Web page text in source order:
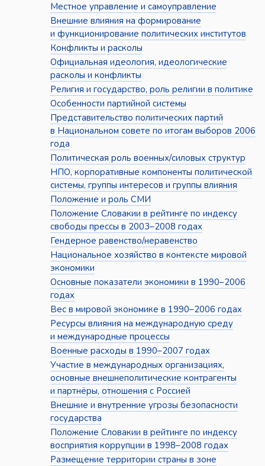
Местное управление и самоуправление
Внешние влияния на формирование
и функционирование политических институтов
Конфликты и расколы
Официальная идеология, идеологические
расколы и конфликты
Религия и государство, роль религии в политике
Особенности партийной системы
Представительство политических партий
в Национальном совете по итогам выборов 2006
года
Политическая роль военных/силовых структур
НПО, корпоративные компоненты политической
системы, группы интересов и группы влияния
Положение и роль СМИ
Положение Словакии в рейтинге по индексу
свободы прессы в 2003–2008 годах
Гендерное равенство/неравенство
Национальное хозяйство в контексте мировой
экономики
Основные показатели экономики в 1990–2006
годах
Вес в мировой экономике в 1990–2006 годах
Ресурсы влияния на международную среду
и международные процессы
Военные расходы в 1990–2007 годах
Участие в международных организациях,
основные внешнеполитические контрагенты
и партнёры, отношения с Россией
Внешние и внутренние угрозы безопасности
государства
Положение Словакии в рейтинге по индексу
восприятия коррупции в 1998–2008 годах
Размещение территории страны в зоне